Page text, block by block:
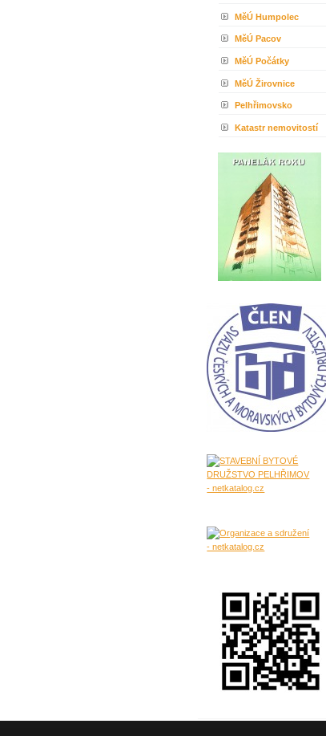
MěÚ Humpolec
MěÚ Pacov
MěÚ Počátky
MěÚ Žirovnice
Pelhřimovsko
Katastr nemovitostí